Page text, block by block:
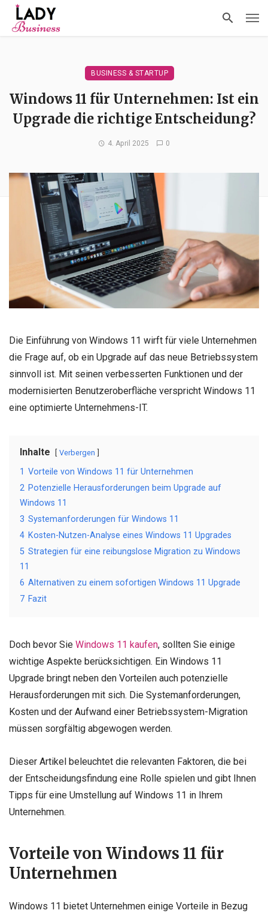
BUSINESS & STARTUP
Windows 11 für Unternehmen: Ist ein
Upgrade die richtige Entscheidung?
4. April 2025 0
Die Einführung von Windows 11 wirft für viele Unternehmen
die Frage auf, ob ein Upgrade auf das neue Betriebssystem
sinnvoll ist. Mit seinen verbesserten Funktionen und der
modernisierten Benutzeroberfläche verspricht Windows 11
eine optimierte Unternehmens-IT.
Inhalte Verbergen
1 Vorteile von Windows 11 für Unternehmen
2 Potenzielle Herausforderungen beim Upgrade auf
Windows 11
3 Systemanforderungen für Windows 11
4 Kosten-Nutzen-Analyse eines Windows 11 Upgrades
5 Strategien für eine reibungslose Migration zu Windows
11
6 Alternativen zu einem sofortigen Windows 11 Upgrade
7 Fazit
Doch bevor Sie Windows 11 kaufen, sollten Sie einige
wichtige Aspekte berücksichtigen. Ein Windows 11
Upgrade bringt neben den Vorteilen auch potenzielle
Herausforderungen mit sich. Die Systemanforderungen,
Kosten und der Aufwand einer Betriebssystem-Migration
müssen sorgfältig abgewogen werden.
Dieser Artikel beleuchtet die relevanten Faktoren, die bei
der Entscheidungsfindung eine Rolle spielen und gibt Ihnen
Tipps für eine Umstellung auf Windows 11 in Ihrem
Unternehmen.
Vorteile von Windows 11 für
Unternehmen
Windows 11 bietet Unternehmen einige Vorteile in Bezug